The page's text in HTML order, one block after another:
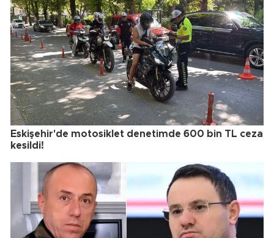
Eskişehir'de motosiklet denetimde 600 bin TL ceza
kesildi!